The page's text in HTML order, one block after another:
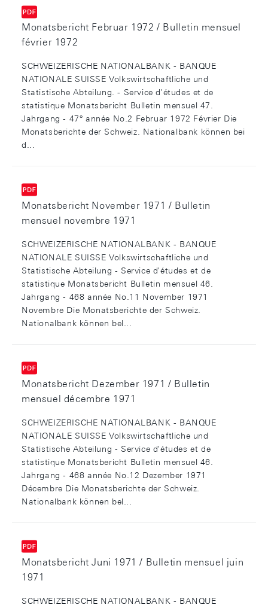
Monatsbericht Februar 1972 / Bulletin mensuel
février 1972
SCHWEIZERISCHE NATIONALBANK - BANQUE
NATIONALE SUISSE Volkswirtschaftliche und
Statistische Abteilung. - Service d'études et de
statistique Monatsbericht Bulletin mensuel 47.
Jahrgang - 47° année No.2 Februar 1972 Février Die
Monatsberichte der Schweiz. Nationalbank können bei
d...
Monatsbericht November 1971 / Bulletin
mensuel novembre 1971
SCHWEIZERISCHE NATIONALBANK - BANQUE
NATIONALE SUISSE Volkswirtschaftliche und
Statistische Abteilung - Service d'études et de
statistique Monatsbericht Bulletin mensuel 46.
Jahrgang - 468 année No.11 November 1971
Novembre Die Monatsberichte der Schweiz.
Nationalbank können bel...
Monatsbericht Dezember 1971 / Bulletin
mensuel décembre 1971
SCHWEIZERISCHE NATIONALBANK - BANQUE
NATIONALE SUISSE Volkswirtschaftliche und
Statistische Abteilung - Service d'études et de
statistique Monatsbericht Bulletin mensuel 46.
Jahrgang - 468 année No.12 Dezember 1971
Décembre Die Monatsberichte der Schweiz.
Nationalbank können bel...
Monatsbericht Juni 1971 / Bulletin mensuel juin
1971
SCHWEIZERISCHE NATIONALBANK - BANQUE